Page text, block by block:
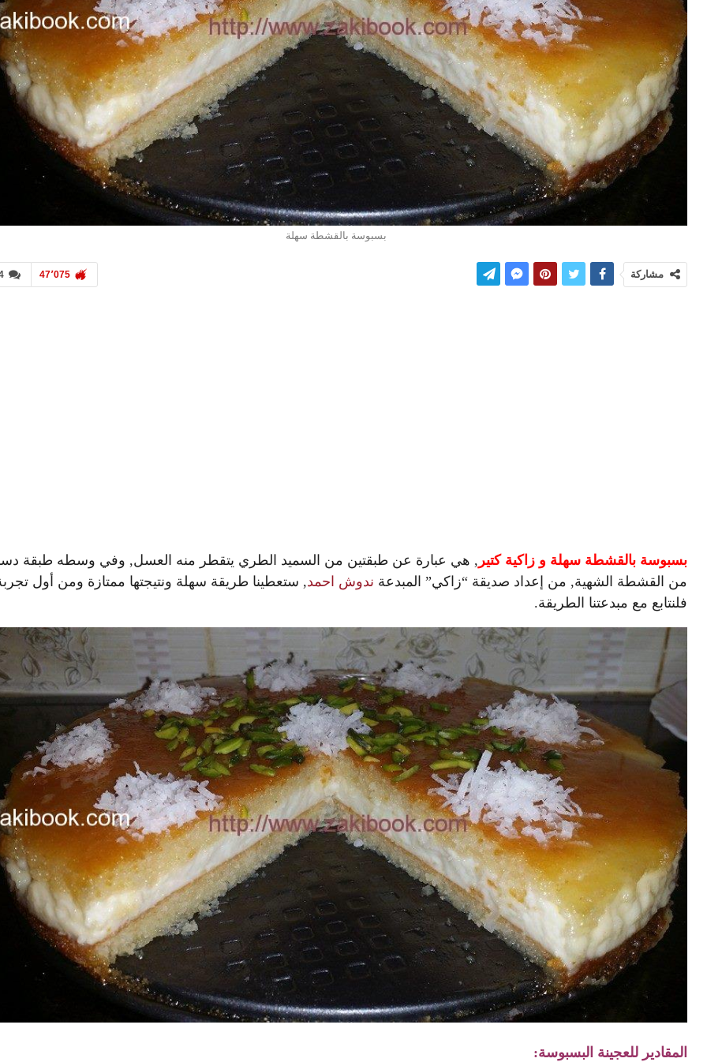
بسبوسة بالقشطة سهلة
47٬075 مشاركة
بسبوسة بالقشطة سهلة و زاكية كتير , هي عبارة عن طبقتين من السميد الطري يتقطر منه العسل, وفي وسطه طبقة
من القشطة الشهية, من إعداد صديقة “زاكي” المبدعة ندوش احمد, ستعطينا طريقة سهلة ونتيجتها ممتازة ومن أول
فلنتابع مع مبدعتنا الطريقة.
المقادير للعجينة البسبوسة: